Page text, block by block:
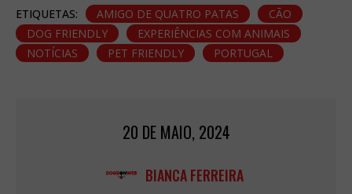
ETIQUETAS: AMIGO DE QUATRO PATAS
CÃO
DOG FRIENDLY
EXPERIÊNCIAS COM ANIMAIS
NOTÍCIAS
PET FRIENDLY PORTUGAL
20 DE MAIO, 2024
BIANCA FERREIRA